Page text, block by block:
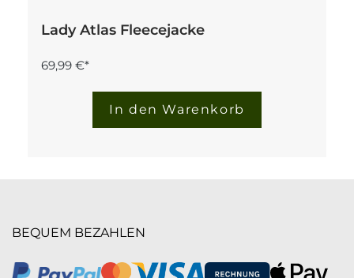
Lady Atlas Fleecejacke
69,99 €*
In den Warenkorb
BEQUEM BEZAHLEN